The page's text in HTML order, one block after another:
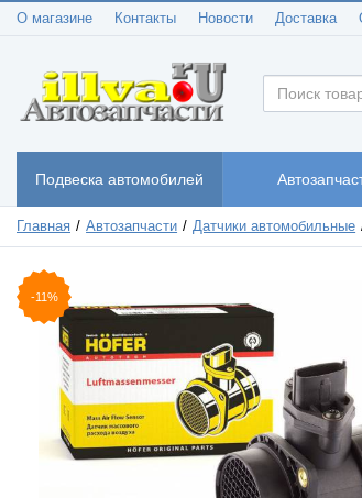
О магазине Контакты Новости Доставка
Подвеска автомобилей
Главная Автозапчасти Датчики автомобильные
-11%